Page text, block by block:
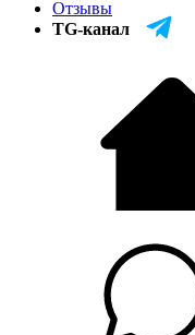
Отзывы
TG-канал